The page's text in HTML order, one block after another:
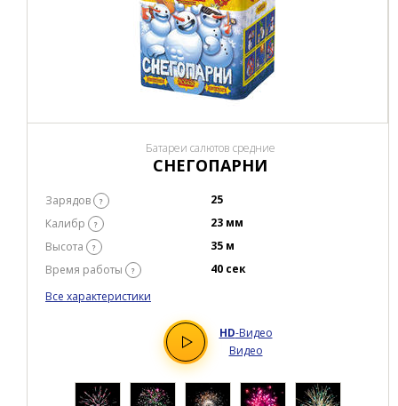
Батареи салютов средние
СНЕГОПАРНИ
Зарядов ?
25
Калибр
?
23 мм
Высота
?
35 м
Время работы
?
40 сек
Все характеристики
HD-Видео
Видео